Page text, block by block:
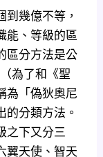
幾億不等，
能、等級的區
區分方法是公
為了和《聖
為「偽狄奧尼
分類方法。
之下又分三
翼天使、智天